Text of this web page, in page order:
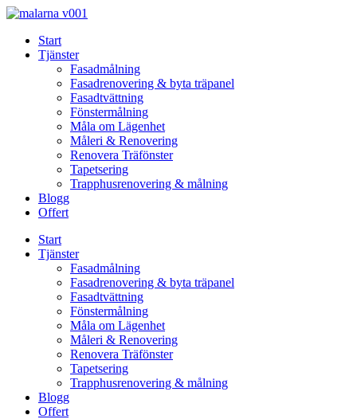
Skip
contentStart
Tjänster
Fasadmålning
Fasadrenovering & byta träpanel
Fasadtvättning
Fönstermålning
Måla om Lägenhet
Måleri & Renovering
Renovera Träfönster
Tapetsering
Trapphusrenovering & målning
Blogg
Offert
Start
Tjänster
Fasadmålning
Fasadrenovering & byta träpanel
Fasadtvättning
Fönstermålning
Måla om Lägenhet
Måleri & Renovering
Renovera Träfönster
Tapetsering
Trapphusrenovering & målning
Blogg
Offert